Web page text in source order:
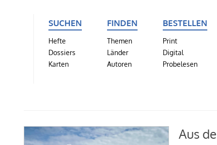
SUCHEN
Hefte
Dossiers
Karten
FINDEN
Themen
Länder
Autoren
BESTELLEN
Print
Digital
Probelesen
Aus